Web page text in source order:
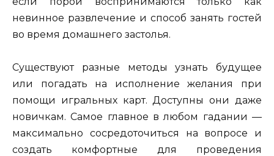
невинное развлечение и способ занять гостей
во время домашнего застолья.
Существуют разные методы узнать будущее
или погадать на исполнение желания при
помощи игральных карт. Доступны они даже
новичкам. Самое главное в любом гадании —
максимально сосредоточиться на вопросе и
создать комфортные для проведения